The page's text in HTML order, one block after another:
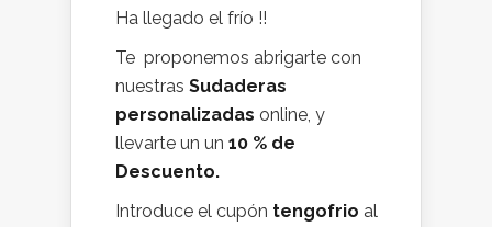
Ha llegado el frío !!
Te proponemos abrigarte con
nuestras Sudaderas
personalizadas online, y
llevarte un un 10 % de
Descuento.
Introduce el cupón tengofrio al